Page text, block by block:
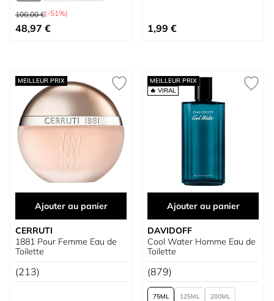
Prix normal
100,00 €(-51%)
À partir de
48,97 € 1,99 €
MEILLEUR PRIX
Ajouter au panier
CERRUTI
1881 Pour Femme Eau de
Toilette
(213)
MEILLEUR PRIX
🔥 VIRAL
Ajouter au panier
DAVIDOFF
Cool Water Homme Eau de
Toilette
(879)
75 125 200